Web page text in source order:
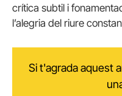
crítica subtil i
l’alegria del riure
Si t'agrada aquest